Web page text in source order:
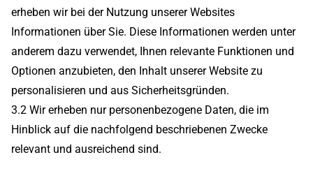
erheben wir bei der Nutzung unserer Websites
Informationen über Sie. Diese Informationen werden unter
anderem dazu verwendet, Ihnen relevante Funktionen und
Optionen anzubieten, den Inhalt unserer Website zu
personalisieren und aus Sicherheitsgründen.
3.2 Wir erheben nur personenbezogene Daten, die im
Hinblick auf die nachfolgend beschriebenen Zwecke
relevant und ausreichend sind.